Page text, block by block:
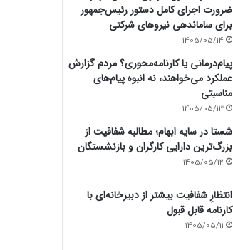
ضرورت اجرای کامل دستور رئیس‌جمهور
برای ساماندهی نیروهای شرکتی
1405/05/14
پیام‌درمانی یا کارنامه‌محوری؟ مردم گزارش
عملکرد می‌خواهند، نه انبوه پیام‌های
مناسبتی
1405/05/13
شستا در سایه ابهام؛ مطالبه شفافیت از
بزرگ‌ترین دارایی کارگران و بازنشستگان
1405/05/12
انتظارِ شفافیت بیشتر از دبیرخانه‌ای با
کارنامه قابل قبول
1405/05/11